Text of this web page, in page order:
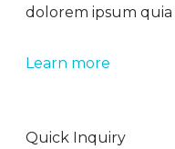
dolorem ipsum
Learn more
Quick Inquiry